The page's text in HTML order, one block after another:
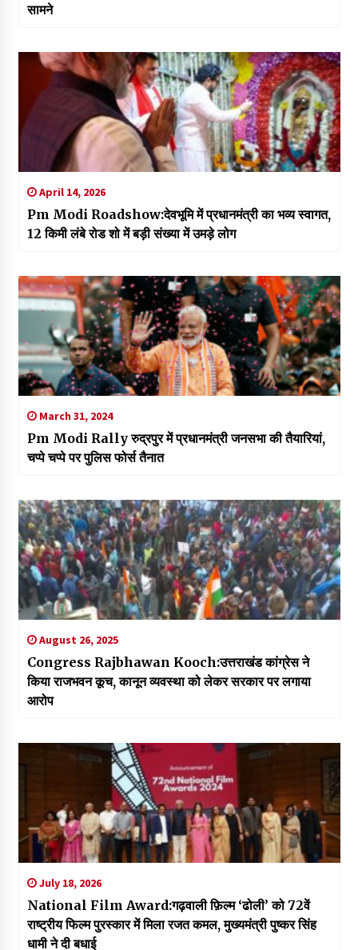
सामने
April 14, 2026
Pm Modi Roadshow:देवभूमि में प्रधानमंत्री का भव्य स्वागत,
12 किमी लंबे रोड शो में बड़ी संख्या में उमड़े लोग
March 31, 2024
Pm Modi Rally रुद्रपुर में प्रधानमंत्री जनसभा की तैयारियां,
चप्पे चप्पे पर पुलिस फोर्स तैनात
August 26, 2025
Congress Rajbhawan Kooch:उत्तराखंड कांग्रेस ने
किया राजभवन कूच, कानून व्यवस्था को लेकर सरकार पर लगाया
आरोप
July 18, 2026
National Film Award:गढ़वाली फ़िल्म ‘ढोली’ को 72वें
राष्ट्रीय फिल्म पुरस्कार में मिला रजत कमल, मुख्यमंत्री पुष्कर सिंह
धामी ने दी बधाई